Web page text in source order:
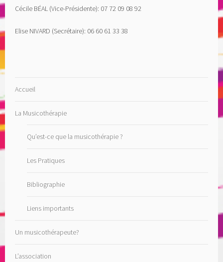
Cécile BÉAL (Vice-Présidente): 07 72 09 08 92
Elise NIVARD (Secrétaire): 06 60 61 33 38
Accueil
La Musicothérapie
Qu’est-ce que la musicothérapie ?
Les Pratiques
Bibliographie
Liens importants
Un musicothérapeute?
L’association